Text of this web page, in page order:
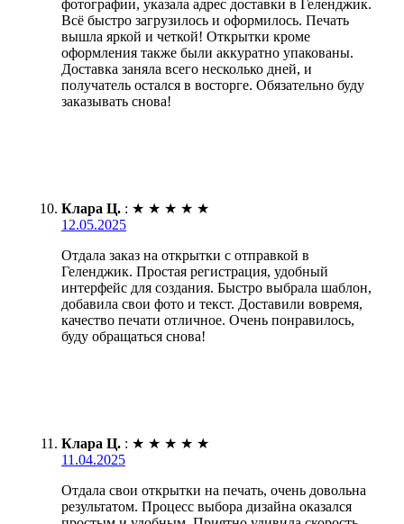
фотографии, указала адрес доставки в Геленджик.
Всё быстро загрузилось и оформилось. Печать
вышла яркой и четкой! Открытки кроме
оформления также были аккуратно упакованы.
Доставка заняла всего несколько дней, и
получатель остался в восторге. Обязательно буду
заказывать снова!
Клара Ц. : ★ ★ ★ ★ ★
12.05.2025
Отдала заказ на открытки с отправкой в
Геленджик. Простая регистрация, удобный
интерфейс для создания. Быстро выбрала шаблон,
добавила свои фото и текст. Доставили вовремя,
качество печати отличное. Очень понравилось,
буду обращаться снова!
Клара Ц. : ★ ★ ★ ★ ★
11.04.2025
Отдала свои открытки на печать, очень довольна
результатом. Процесс выбора дизайна оказался